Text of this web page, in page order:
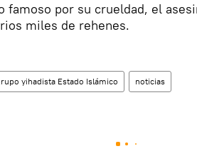
famoso por su crueldad, el
miles de rehenes.
yihadista Estado Islámico noticias